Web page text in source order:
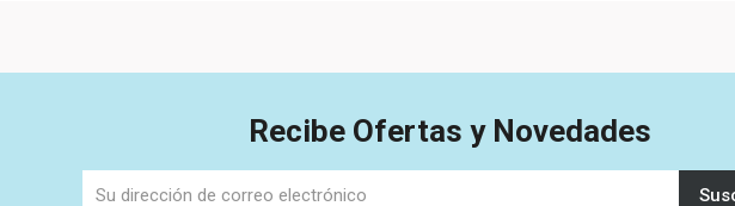
Recibe Ofertas y Novedades